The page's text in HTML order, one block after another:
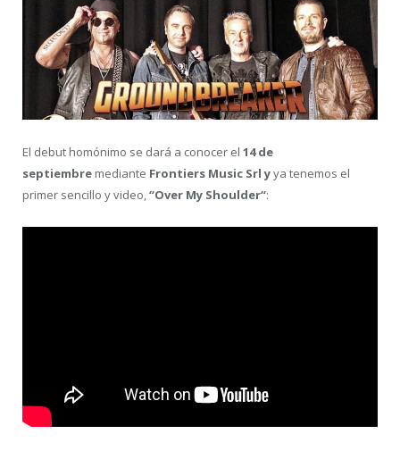
El debut homónimo se dará a conocer el 14 de
septiembre mediante Frontiers Music Srl yya tenemos el
primer sencillo y video,“Over My Shoulder“: